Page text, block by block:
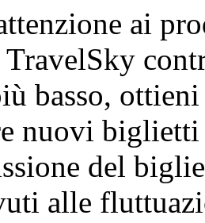
ai
basso,
nuovi biglietti
del
alle